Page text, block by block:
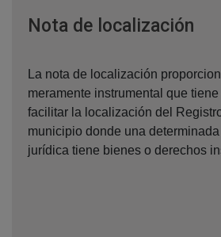
Nota de localización
La nota de localización
meramente instrumental que
facilitar la localización del
municipio donde una
jurídica tiene bienes o derechos